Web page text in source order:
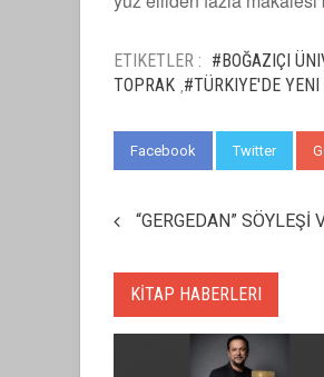
ETIKETLER : #BOĞAZIÇI
TOPRAK #TÜRKIYE'DE YENI
Facebook Twitter
“GERGEDAN” SÖYLEŞİ
KİTAP HABERLERI